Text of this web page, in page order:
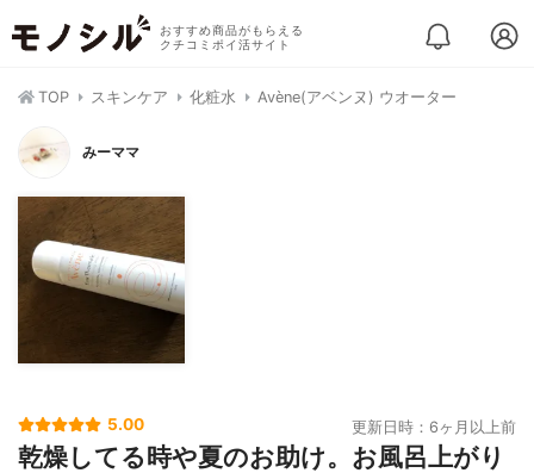
おすすめ商品がもらえる
クチコミポイ活サイト
TOP スキンケア 化粧水 Avène(アベンヌ) ウオーター
みーママ
5.00 更新日時：6ヶ月以上前
乾燥してる時や夏のお助け。お風呂上がり